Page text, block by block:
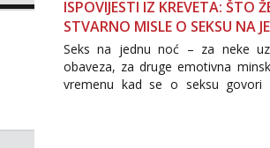
ISPOVIJESTI IZ KREVETA: ŠTO
STVARNO MISLE O SEKSU NA
Seks na jednu noć – za neke
obaveza, za druge emotivna
vremenu kad se o seksu govori
tema „jedne noći strasti“ i dalje